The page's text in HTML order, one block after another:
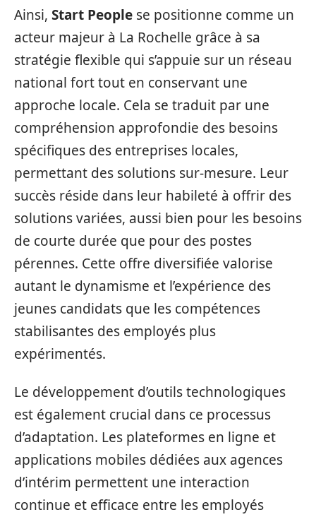
Ainsi, Start People se positionne comme un
acteur majeur à La Rochelle grâce à sa
stratégie flexible qui s’appuie sur un réseau
national fort tout en conservant une
approche locale. Cela se traduit par une
compréhension approfondie des besoins
spécifiques des entreprises locales,
permettant des solutions sur-mesure. Leur
succès réside dans leur habileté à offrir des
solutions variées, aussi bien pour les besoins
de courte durée que pour des postes
pérennes. Cette offre diversifiée valorise
autant le dynamisme et l’expérience des
jeunes candidats que les compétences
stabilisantes des employés plus
expérimentés.
Le développement d’outils technologiques
est également crucial dans ce processus
d’adaptation. Les plateformes en ligne et
applications mobiles dédiées aux agences
d’intérim permettent une interaction
continue et efficace entre les employés